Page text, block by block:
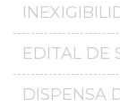
EDITAL DE
DISPENSA